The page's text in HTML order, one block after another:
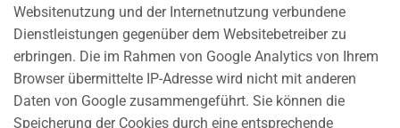
Websitenutzung und der Internetnutzung verbundene
Dienstleistungen gegenüber dem Websitebetreiber zu
erbringen. Die im Rahmen von Google Analytics von Ihrem
Browser übermittelte IP-Adresse wird nicht mit anderen
Daten von Google zusammengeführt. Sie können die
Speicherung der Cookies durch eine entsprechende